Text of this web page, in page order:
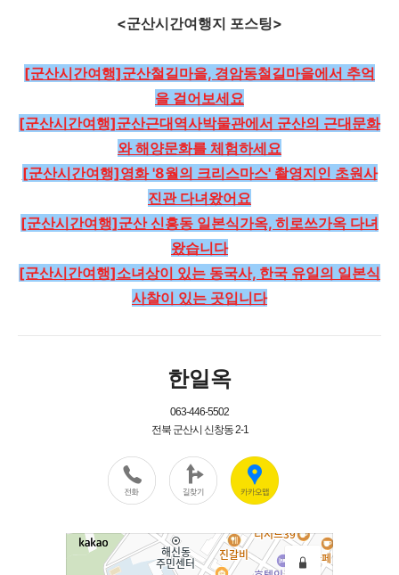
<군산시간여행지 포스팅>
[군산시간여행]군산철길마을, 경암동철길마을에서 추억
을 걸어보세요
[군산시간여행]군산근대역사박물관에서 군산의 근대문화
와 해양문화를 체험하세요
[군산시간여행]영화 '8월의 크리스마스' 촬영지인 초원사
진관 다녀왔어요
[군산시간여행]군산 신흥동 일본식가옥, 히로쓰가옥 다녀
왔습니다
[군산시간여행]소녀상이 있는 동국사, 한국 유일의 일본식
사찰이 있는 곳입니다